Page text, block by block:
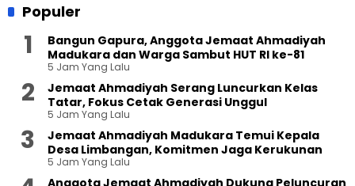
Populer
Bangun Gapura, Anggota Jemaat Ahmadiyah
Madukara dan Warga Sambut HUT RI ke-81
5 Jam Yang Lalu
Jemaat Ahmadiyah Serang Luncurkan Kelas
Tatar, Fokus Cetak Generasi Unggul
5 Jam Yang Lalu
Jemaat Ahmadiyah Madukara Temui Kepala
Desa Limbangan, Komitmen Jaga Kerukunan
5 Jam Yang Lalu
Anggota Jemaat Ahmadiyah Dukung Peluncuran